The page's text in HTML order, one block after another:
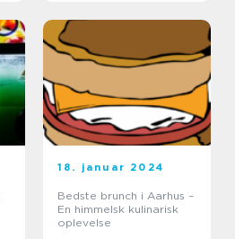
18. januar 2024
Bedste brunch i Aarhus –
En himmelsk kulinarisk
oplevelse